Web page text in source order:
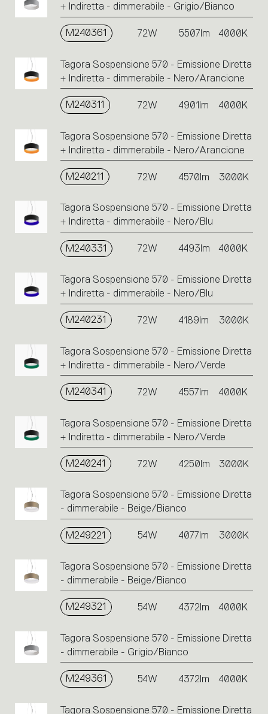
+ Indiretta - dimmerabile - Grigio/Bianco
M240361 72W 5507lm 4000K
Tagora Sospensione 570 - Emissione Diretta
+ Indiretta - dimmerabile - Nero/Arancione
M240311 72W 4901lm 4000K
Tagora Sospensione 570 - Emissione Diretta
+ Indiretta - dimmerabile - Nero/Arancione
M240211 72W 4570lm 3000K
Tagora Sospensione 570 - Emissione Diretta
+ Indiretta - dimmerabile - Nero/Blu
M240331 72W 4493lm 4000K
Tagora Sospensione 570 - Emissione Diretta
+ Indiretta - dimmerabile - Nero/Blu
M240231 72W 4189lm 3000K
Tagora Sospensione 570 - Emissione Diretta
+ Indiretta - dimmerabile - Nero/Verde
M240341 72W 4557lm 4000K
Tagora Sospensione 570 - Emissione Diretta
+ Indiretta - dimmerabile - Nero/Verde
M240241 72W 4250lm 3000K
Tagora Sospensione 570 - Emissione Diretta
- dimmerabile - Beige/Bianco
M249221 54W 4077lm 3000K
Tagora Sospensione 570 - Emissione Diretta
- dimmerabile - Beige/Bianco
M249321 54W 4372lm 4000K
Tagora Sospensione 570 - Emissione Diretta
- dimmerabile - Grigio/Bianco
M249361 54W 4372lm 4000K
Tagora Sospensione 570 - Emissione Diretta